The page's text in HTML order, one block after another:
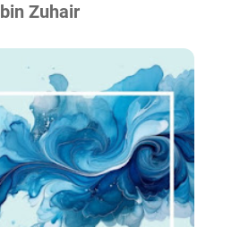
bin Zuhair